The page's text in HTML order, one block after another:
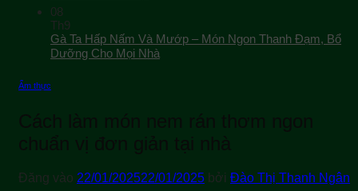
Tráng
08
Th9
Gà Ta Hấp Nấm Và Mướp – Món Ngon Thanh Đạm, Bổ
Dưỡng Cho Mọi Nhà
Ẩm thực
Cách làm món nem rán thơm ngon
chuẩn vị đơn giản tại nhà
Đăng vào 22/01/202522/01/2025 bởi Đào Thị Thanh Ngân